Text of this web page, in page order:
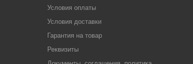
Условия оплаты
Условия доставки
Гарантия на товар
Реквизиты